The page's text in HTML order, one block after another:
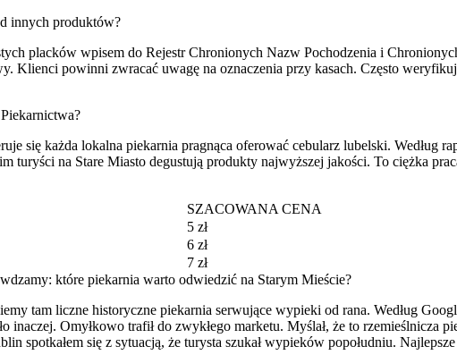
innych produktów?
placków wpisem do Rejestr Chronionych Nazw Pochodzenia i
Klienci powinni zwracać uwagę na oznaczenia przy kasach. Często
się każda lokalna piekarnia pragnąca oferować cebularz lubelski. Według
turyści na Stare Miasto degustują produkty najwyższej jakości. To ciężka
SZACOWANA CENA
5 zł
6 zł
7 zł
które piekarnia warto odwiedzić na Starym Mieście?
tam liczne historyczne piekarnia serwujące wypieki od rana. Według
Omyłkowo trafił do zwykłego marketu. Myślał, że to rzemieślnicza
spotkałem się z sytuacją, że turysta szukał wypieków popołudniu.